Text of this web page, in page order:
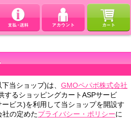
当ショップ)は、 GMOペパボ株式会社
するショッピングカートASPサービ
ービス)を利用して当ショップを開設す
社の定めたプライバシー・ポリシーに